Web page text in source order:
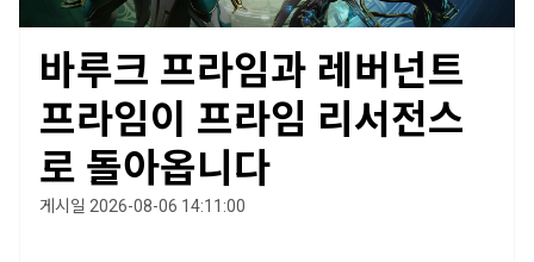
바루크 프라임과 레버넌트
프라임이 프라임 리서전스
로 돌아옵니다
게시일 2026-08-06 14:11:00